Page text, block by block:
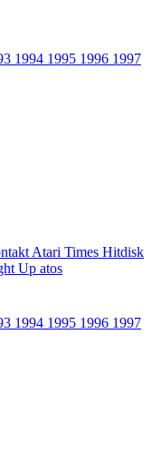
1994 1995 1996 1997
Atari Times Hitdisk
Up atos
1994 1995 1996 1997